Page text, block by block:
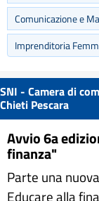
Comunicazione e
Imprenditoria
SNI - Camera di
Chieti Pescara
Avvio 6a
finanza"
Parte una
Educare alla